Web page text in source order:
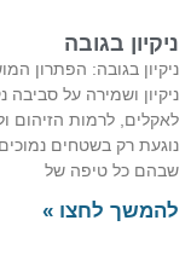
ניקיון בגובה
ניקיון בגובה: הפתרון
ניקיון ושמירה על
לאקלים, לרמות הזיהום
נוגעת רק בשטחים
שבהם כל טיפה של
להמשך לחצו »